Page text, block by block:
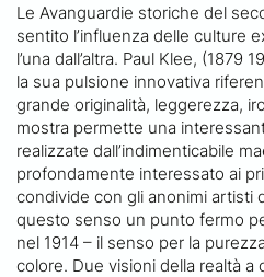
Le Avanguardie storiche del
sentito l’influenza delle culture
l’una dall’altra. Paul Klee, (1879
la sua pulsione innovativa
grande originalità, leggerezza,
mostra permette una
realizzate dall’indimenticabile
profondamente interessato ai
condivide con gli anonimi artisti
questo senso un punto fermo
nel 1914 – il senso per la
colore. Due visioni della realtà a